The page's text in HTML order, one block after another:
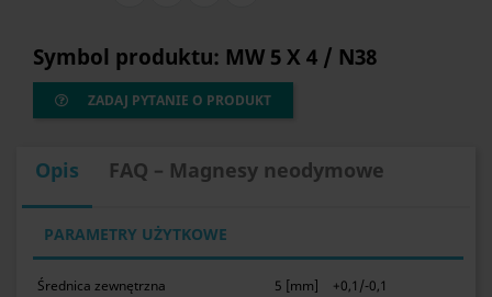
Symbol produktu: MW 5 X 4 / N38
ZADAJ PYTANIE O PRODUKT
Opis FAQ – Magnesy neodymowe
PARAMETRY UŻYTKOWE
Średnica zewnętrzna 5 [mm] +0,1/-0,1